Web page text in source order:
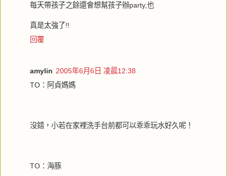
每天帶孩子之餘還會想幫孩子辦party,也
真是太強了!!
回覆
amylin 2005年6月6日 凌晨12:38
TO：阿貞媽媽
沒錯，小若在家裡洗手台前都可以乖乖玩水好久呢！
TO：海豚